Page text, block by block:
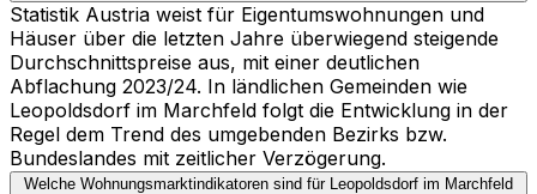
Statistik Austria weist für Eigentumswohnungen und
Häuser über die letzten Jahre überwiegend steigende
Durchschnittspreise aus, mit einer deutlichen
Abflachung 2023/24. In ländlichen Gemeinden wie
Leopoldsdorf im Marchfeld folgt die Entwicklung in der
Regel dem Trend des umgebenden Bezirks bzw.
Bundeslandes mit zeitlicher Verzögerung.
Welche Wohnungsmarktindikatoren sind für Leopoldsdorf im Marchfeld